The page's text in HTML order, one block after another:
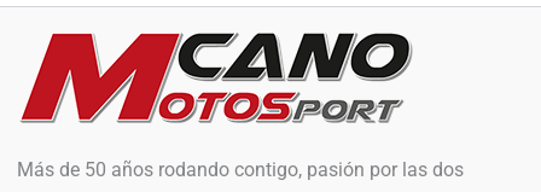
Más de 50 años rodando contigo, pasión por las dos